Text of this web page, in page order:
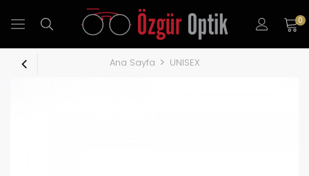
0
Ana Sayfa UNISEX